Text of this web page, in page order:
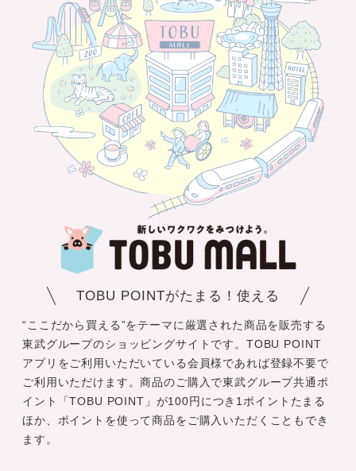
TOBU POINTがたまる！使える
“ここだから買える”をテーマに厳選された商品を販売する
東武グループのショッピングサイトです。TOBU POINT
アプリをご利用いただいている会員様であれば登録不要で
ご利用いただけます。商品のご購入で東武グループ共通ポ
イント「TOBU POINT」が100円につき1ポイントたまる
ほか、ポイントを使って商品をご購入いただくこともでき
ます。